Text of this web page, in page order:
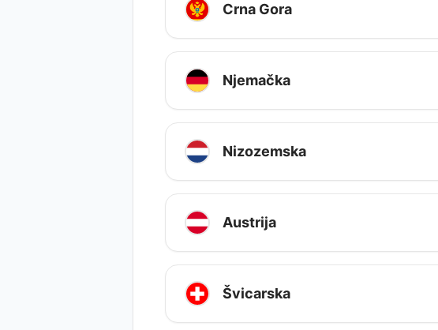
Crna Gora
Njemačka
Nizozemska
Austrija
Švicarska